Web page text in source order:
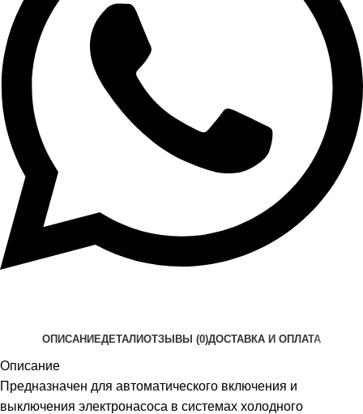
ОПИСАНИЕДЕТАЛИОТЗЫВЫ (0)ДОСТАВКА И ОПЛАТА
Описание
Предназначен для автоматического включения и
выключения электронасоса в системах холодного